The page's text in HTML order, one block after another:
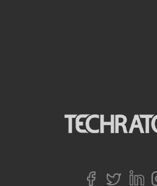
لینکداینتوییترفیسبوک